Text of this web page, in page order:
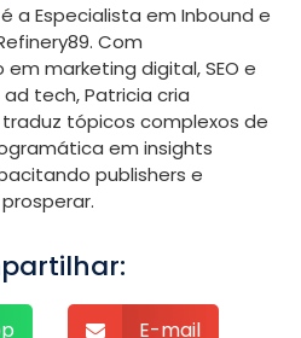
a Especialista em Inbound e
Com
marketing digital, SEO e
tech, Patricia cria
tópicos complexos de
em insights
publishers e
E-mail